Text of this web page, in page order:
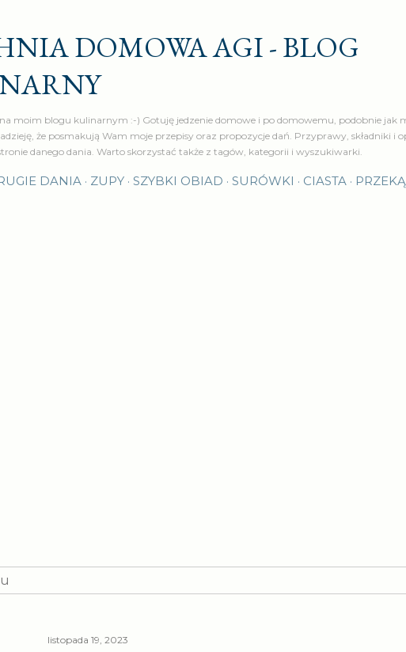
DOMOWA AGI - BLOG
moim blogu kulinarnym :-) Gotuję jedzenie domowe i po domowemu, podobnie jak
że posmakują Wam moje przepisy oraz propozycje dań. Przyprawy, składniki i
danego dania. Warto skorzystać także z tagów, kategorii i wyszukiwarki.
DANIA ZUPY SZYBKI OBIAD SURÓWKI CIASTA
listopada 19, 2023